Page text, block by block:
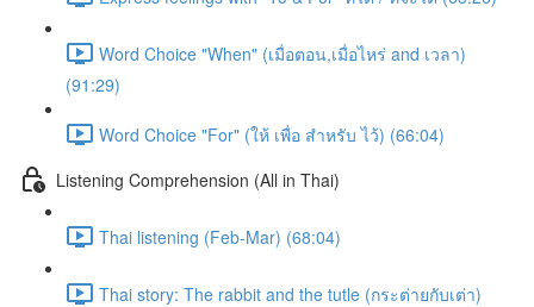
Word Choice "When" (เมื่อตอน,เมื่อไหร่ and เวลา)
(91:29)
Word Choice "For" (ให้ เพื่อ สำหรับ ไว้) (66:04)
Listening Comprehension (All in Thai)
Thai listening (Feb-Mar) (68:04)
Thai story: The rabbit and the tutle (กระต่ายกับเต่า)